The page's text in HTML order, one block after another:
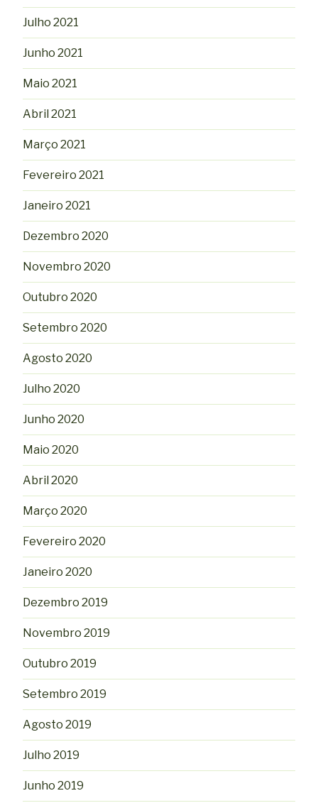
Julho 2021
Junho 2021
Maio 2021
Abril 2021
Março 2021
Fevereiro 2021
Janeiro 2021
Dezembro 2020
Novembro 2020
Outubro 2020
Setembro 2020
Agosto 2020
Julho 2020
Junho 2020
Maio 2020
Abril 2020
Março 2020
Fevereiro 2020
Janeiro 2020
Dezembro 2019
Novembro 2019
Outubro 2019
Setembro 2019
Agosto 2019
Julho 2019
Junho 2019